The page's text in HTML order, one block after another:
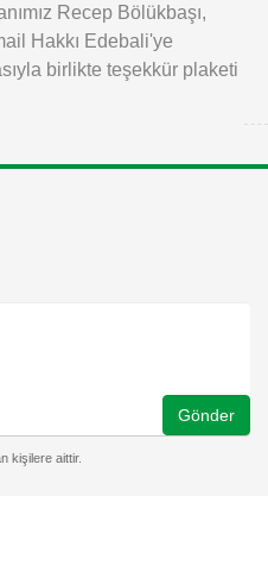
Recep Bölükbaşı,
Hakkı Edebali'ye
birlikte teşekkür plaketi
Gönder